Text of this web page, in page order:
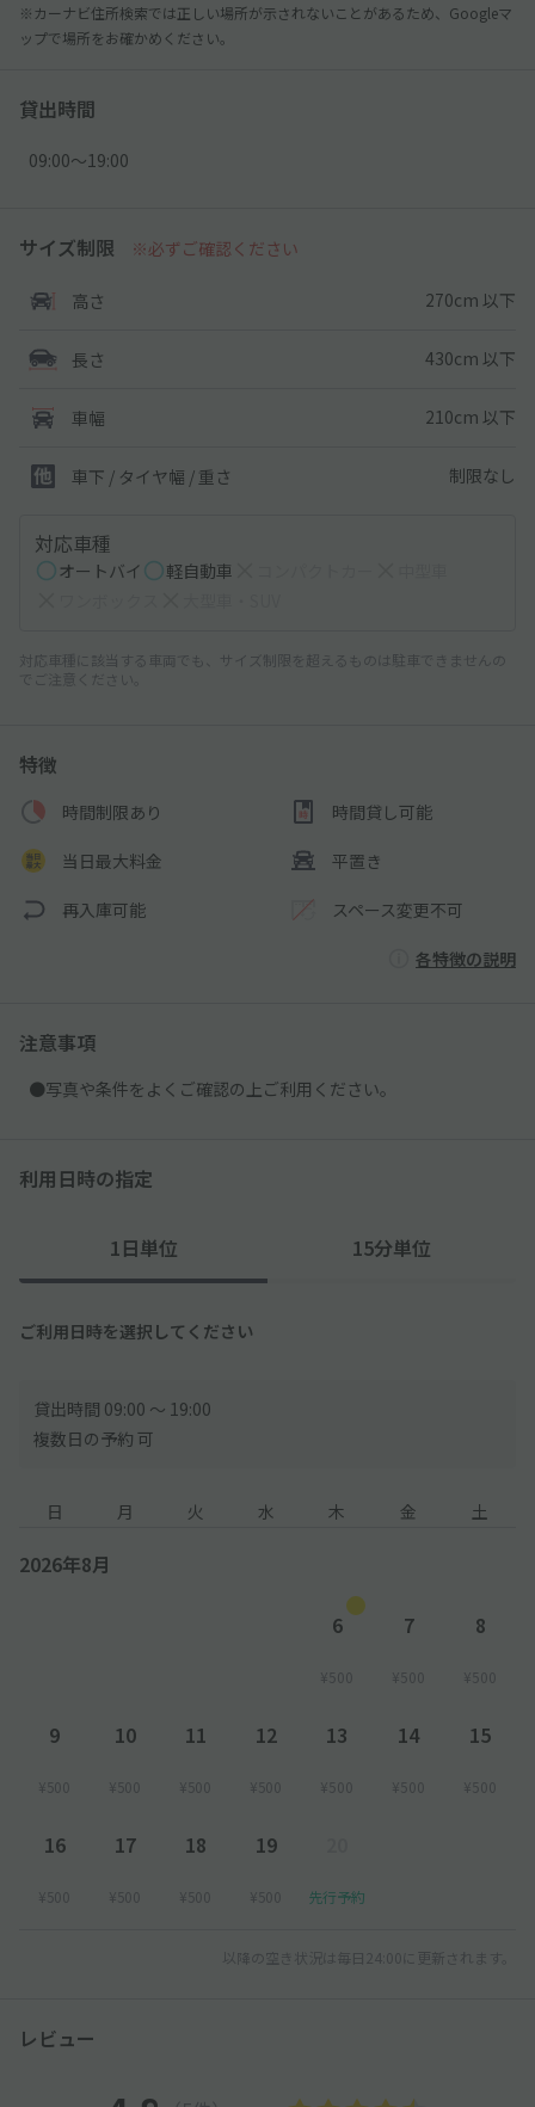
※カーナビ住所検索では正しい場所が示されないことがあるため、Googleマ
ップで場所をお確かめください。
貸出時間
09:00〜19:00
サイズ制限 ※必ずご確認ください
高さ 270cm 以下
長さ 430cm 以下
車幅 210cm 以下
車下 / タイヤ幅 / 重さ 制限なし
対応車種
オートバイ 軽自動車
対応車種に該当する車両でも、サイズ制限を超えるものは駐車できませんの
でご注意ください。
特徴
時間制限あり 時間貸し可能
当日最大料金 平置き
再入庫可能 スペース変更不可
各特徴の説明
注意事項
●写真や条件をよくご確認の上ご利用ください。
利用日時の指定
1日単位 15分単位
ご利用日時を選択してください
貸出時間 09:00 〜 19:00
複数日の予約 可
日 月 火 水 木 金 土
2026年8月
6
¥500
7
¥500
8
¥500
9
¥500
10
¥500
11
¥500
12
¥500
13
¥500
14
¥500
15
¥500
16
¥500
17
¥500
18
¥500
19
¥500 先行予約
以降の空き状況は毎日24:00に更新されます。
レビュー